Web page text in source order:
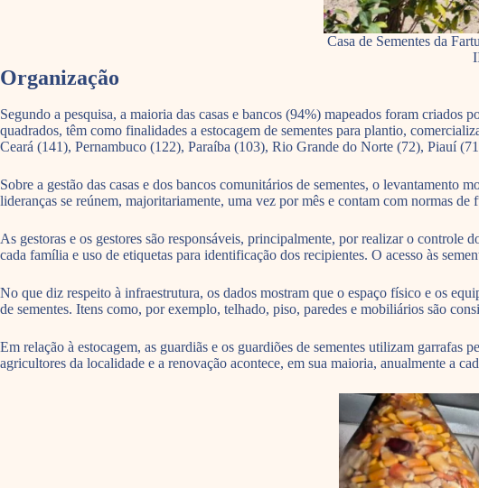
Casa de Sementes da
Organização
Segundo a pesquisa, a maioria das casas e bancos (94%) mapeados foram criados
quadrados, têm como finalidades a estocagem de sementes para plantio,
Ceará (141), Pernambuco (122), Paraíba (103), Rio Grande do Norte (72), Piauí
Sobre a gestão das casas e dos bancos comunitários de sementes, o
lideranças se reúnem, majoritariamente, uma vez por mês e contam com normas de
As gestoras e os gestores são responsáveis, principalmente, por realizar o
cada família e uso de etiquetas para identificação dos recipientes. O acesso às
No que diz respeito à infraestrutura, os dados mostram que o espaço físico e os
de sementes. Itens como, por exemplo, telhado, piso, paredes e mobiliários são
Em relação à estocagem, as guardiãs e os guardiões de sementes utilizam
agricultores da localidade e a renovação acontece, em sua maioria, anualmente a